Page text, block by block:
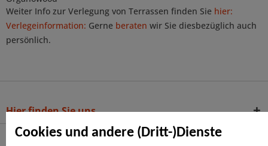
Cookies und andere (Dritt-)Dienste
Weiter Info zur Verlegung von Terrassen finden Sie hier:
Verlegeinformation: Gerne beraten wir Sie diesbezüglich auch
persönlich.
Hier finden Sie uns
Service Hotline